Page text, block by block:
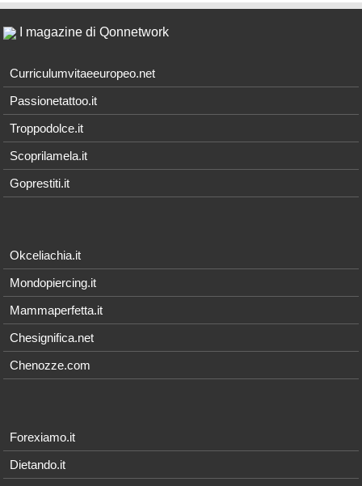
I magazine di Qonnetwork
Curriculumvitaeeuropeo.net
Passionetattoo.it
Troppodolce.it
Scoprilamela.it
Goprestiti.it
Okceliachia.it
Mondopiercing.it
Mammaperfetta.it
Chesignifica.net
Chenozze.com
Forexiamo.it
Dietando.it